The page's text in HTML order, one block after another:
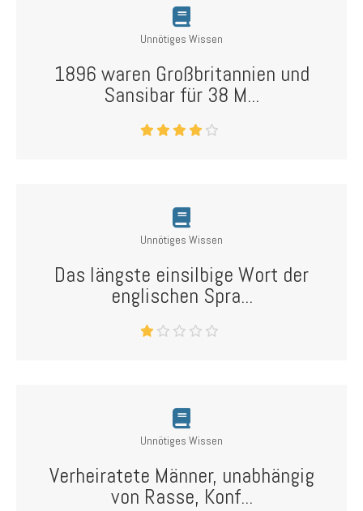
Unnötiges Wissen
1896 waren Großbritannien und
Sansibar für 38 M...
Unnötiges Wissen
Das längste einsilbige Wort der
englischen Spra...
Unnötiges Wissen
Verheiratete Männer, unabhängig
von Rasse, Konf...